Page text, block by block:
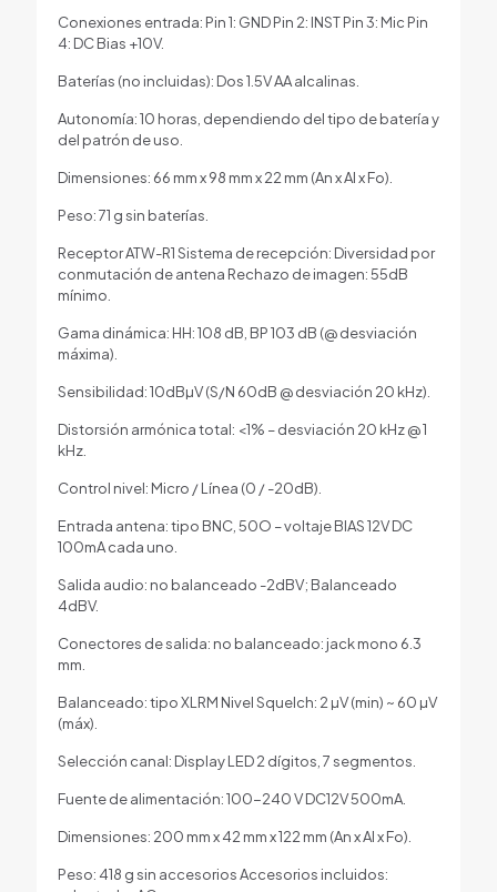
Conexiones entrada: Pin 1: GND Pin 2: INST Pin 3: Mic Pin
4: DC Bias +10V.
Baterías (no incluidas): Dos 1.5V AA alcalinas.
Autonomía: 10 horas, dependiendo del tipo de batería y
del patrón de uso.
Dimensiones: 66 mm x 98 mm x 22 mm (An x Al x Fo).
Peso: 71 g sin baterías.
Receptor ATW-R1 Sistema de recepción: Diversidad por
conmutación de antena Rechazo de imagen: 55dB
mínimo.
Gama dinámica: HH: 108 dB, BP 103 dB (@ desviación
máxima).
Sensibilidad: 10dBµV (S/N 60dB @ desviación 20 kHz).
Distorsión armónica total: <1% – desviación 20 kHz @ 1
kHz.
Control nivel: Micro / Línea (0 / -20dB).
Entrada antena: tipo BNC, 50O – voltaje BIAS 12V DC
100mA cada uno.
Salida audio: no balanceado -2dBV; Balanceado
4dBV.
Conectores de salida: no balanceado: jack mono 6.3
mm.
Balanceado: tipo XLRM Nivel Squelch: 2 µV (min) ~ 60 µV
(máx).
Selección canal: Display LED 2 dígitos, 7 segmentos.
Fuente de alimentación: 100-240 V DC12V 500mA.
Dimensiones: 200 mm x 42 mm x 122 mm (An x Al x Fo).
Peso: 418 g sin accesorios Accesorios incluidos: